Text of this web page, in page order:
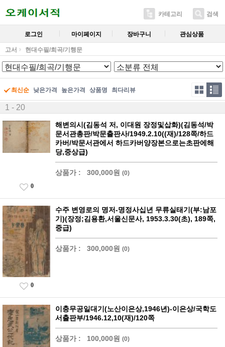
카테고리 검색
로그인 마이페이지 장바구니 관심상품
고서 현대수필/희곡/기행문
최신순 낮은가격 높은가격 상품명 최다리뷰
1 - 20
해변의시(김동석 저, 이대원 장정및삽화)(김동석/박
문서관총판/박문출판사/1949.2.10((재)/128쪽/하드
카버/박문서관에서 하드카버양장본으로는초판에해
당,중상급)
상품가 : 300,000원 (0)
0
수주 변영로의 명저-명정사십년 무류실태기(부:남포
기)(장정;김용환,서울신문사, 1953.3.30(초), 189쪽,
중급)
상품가 : 300,000원 (0)
0
이충무공일대기(노산이은상,1946년)-이은상/국학도
서출판부/1946.12,10(재)/120쪽
상품가 : 100,000원 (0)